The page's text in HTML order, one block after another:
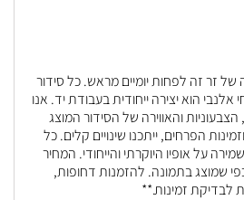
זר זה לפחות יומיים מראש. כל סידור
הוא יצירה ייחודית בעבודת יד. אנו
והאווירה של הסידור המוצג
הפרחים, ייתכנו שינויים קלים. כל
על אופיו היוקרתי והייחודי. המחיר
שמוצג בתמונה. להזמנות דחופות,
לבדיקת זמינות.**